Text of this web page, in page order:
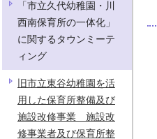
「市立久代幼稚園・川
西南保育所の一体化」
に関するタウンミーテ
ィング
旧市立東谷幼稚園を活
用した保育所整備及び
施設改修事業 施設改
修事業者及び保育所整